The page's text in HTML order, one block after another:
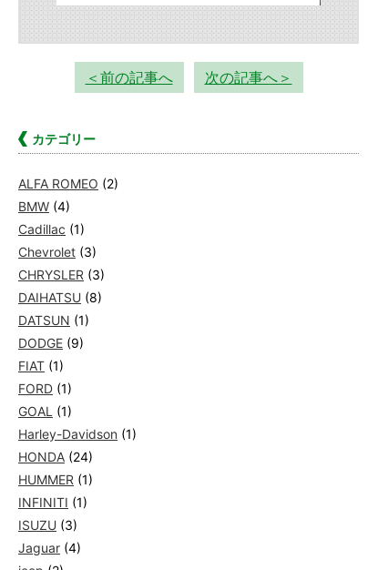
＜前の記事へ 次の記事へ＞
カテゴリー
ALFA ROMEO (2)
BMW (4)
Cadillac (1)
Chevrolet (3)
CHRYSLER (3)
DAIHATSU (8)
DATSUN (1)
DODGE (9)
FIAT (1)
FORD (1)
GOAL (1)
Harley-Davidson (1)
HONDA (24)
HUMMER (1)
INFINITI (1)
ISUZU (3)
Jaguar (4)